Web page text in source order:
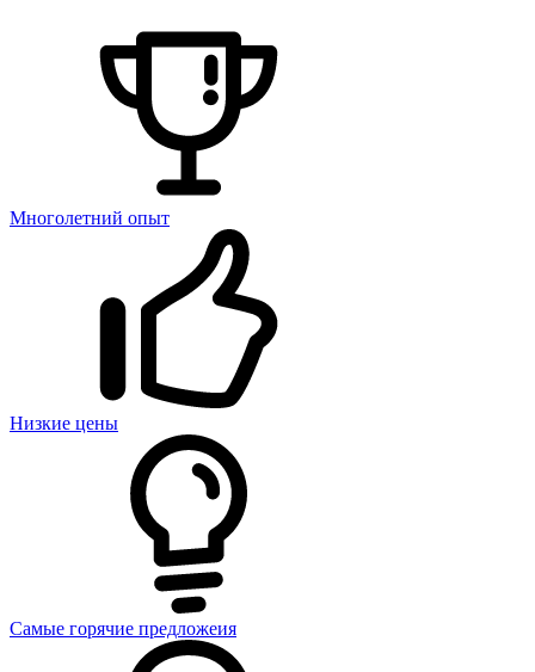
Многолетний опыт
Низкие цены
Самые горячие предложеия